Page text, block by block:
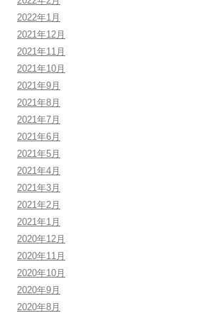
2022年1月
2021年12月
2021年11月
2021年10月
2021年9月
2021年8月
2021年7月
2021年6月
2021年5月
2021年4月
2021年3月
2021年2月
2021年1月
2020年12月
2020年11月
2020年10月
2020年9月
2020年8月